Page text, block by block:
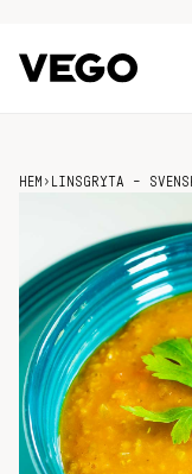
HEM › LINSGRYTA –